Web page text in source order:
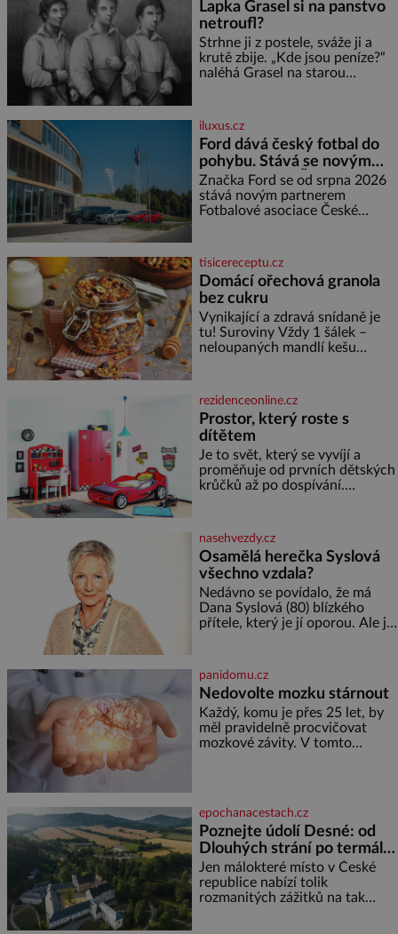
díky stovkám let pečlivého
šlechtění se z ní stává zelenina,
bez které si českou zahradu ani
nedokážeme představit. Její
příběh je
Lapka Grasel si na panstvo
netroufl?
Strhne ji z postele, sváže ji a
krutě zbije. „Kde jsou peníze?“
naléhá Grasel na starou
nemůže, protože žádné nemá,
spokojí se lupič s několika
měďáky a štůčky látky. Zraněná
žena pár dní nato umírá. Je to
muž nebývale krutý. Jeho činy
budí hrůzu ještě dlouho po jeho
smrti
iluxus.cz
Ford dává český fotbal do
pohybu. Stává se novým
partnerem FAČR
Značka Ford se od srpna 2026
stává novým partnerem
Fotbalové asociace České
asociace, reprezentačních týmů
i českého fotbalu v regionech.
Partner
tisicereceptu.cz
Domácí ořechová granola
bez cukru
Vynikající a zdravá snídaně je
tu! Suroviny Vždy 1 šálek –
neloupaných mandlí kešu
semínek dýně rozinek 3 šálky
ovesných vloček 1 lžíce mlet
rezidenceonline.cz
Prostor, který roste s
dítětem
Je to svět, který se vyvíjí a
proměňuje od prvních dětských
krůčků až po dospívání.
soustředění i odpočinek a
reaguje na každou etapu života
a specifické potřeby dítěte. Pro
nejmenší je klíčová
jednoduchost, měkkost a
bezpečí, proto by pokoj
miminka měl působit především
nasehvezdy.cz
Osamělá herečka Syslová
všechno vzdala?
Nedávno se povídalo, že má
Dana Syslová (80) blízkého
přítele, který je jí oporou. Ale je
častěji mluví o svém odchodu.
Dohnala ji snad samota? Půs
panidomu.cz
Nedovolte mozku stárnout
Každý, komu je přes 25 let, by
měl pravidelně procvičovat
mozkové závity. V tomto
marně v paměti lovíte název
knížky, kterou jste nedávno
přečetli. Je to opravdu tak, s
věkem jako kdyby se paměť
rozhodla stávkovat. Cvičte
epochanacestach.cz
Poznejte údolí Desné: od
Dlouhých strání po termální
prameny
Jen málokteré místo v České
republice nabízí tolik
rozmanitých zážitků na tak